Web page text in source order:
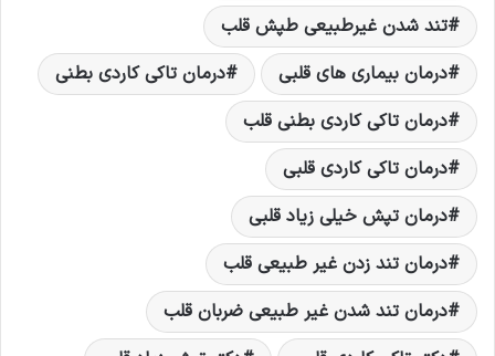
تند شدن غیرطبیعی طپش قلب
درمان بیماری های قلبی
درمان تاکی کاردی بطنی
درمان تاکی کاردی بطنی قلب
درمان تاکی کاردی قلبی
درمان تپش خیلی زیاد قلبی
درمان تند زدن غیر طبیعی قلب
درمان تند شدن غیر طبیعی ضربان قلب